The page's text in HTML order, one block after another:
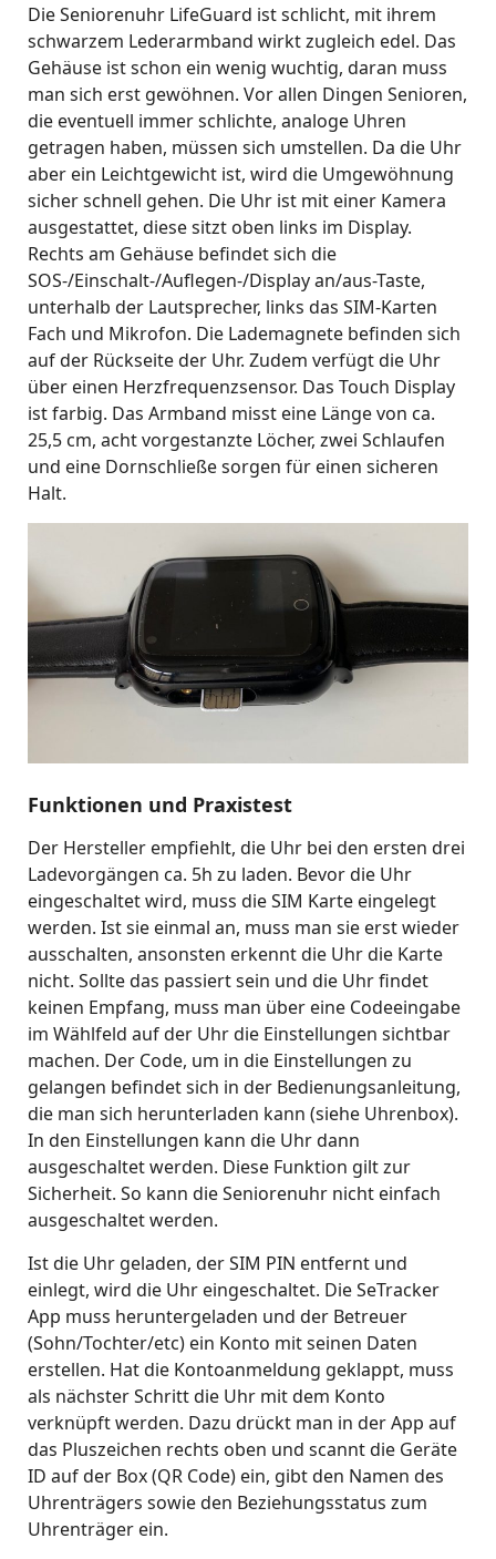
Die Seniorenuhr LifeGuard ist schlicht, mit ihrem
schwarzem Lederarmband wirkt zugleich edel. Das
Gehäuse ist schon ein wenig wuchtig, daran muss
man sich erst gewöhnen. Vor allen Dingen Senioren,
die eventuell immer schlichte, analoge Uhren
getragen haben, müssen sich umstellen. Da die Uhr
aber ein Leichtgewicht ist, wird die Umgewöhnung
sicher schnell gehen. Die Uhr ist mit einer Kamera
ausgestattet, diese sitzt oben links im Display.
Rechts am Gehäuse befindet sich die
SOS-/Einschalt-/Auflegen-/Display an/aus-Taste,
unterhalb der Lautsprecher, links das SIM-Karten
Fach und Mikrofon. Die Lademagnete befinden sich
auf der Rückseite der Uhr. Zudem verfügt die Uhr
über einen Herzfrequenzsensor. Das Touch Display
ist farbig. Das Armband misst eine Länge von ca.
25,5 cm, acht vorgestanzte Löcher, zwei Schlaufen
und eine Dornschließe sorgen für einen sicheren
Halt.
Funktionen und Praxistest
Der Hersteller empfiehlt, die Uhr bei den ersten drei
Ladevorgängen ca. 5h zu laden. Bevor die Uhr
eingeschaltet wird, muss die SIM Karte eingelegt
werden. Ist sie einmal an, muss man sie erst wieder
ausschalten, ansonsten erkennt die Uhr die Karte
nicht. Sollte das passiert sein und die Uhr findet
keinen Empfang, muss man über eine Codeeingabe
im Wählfeld auf der Uhr die Einstellungen sichtbar
machen. Der Code, um in die Einstellungen zu
gelangen befindet sich in der Bedienungsanleitung,
die man sich herunterladen kann (siehe Uhrenbox).
In den Einstellungen kann die Uhr dann
ausgeschaltet werden. Diese Funktion gilt zur
Sicherheit. So kann die Seniorenuhr nicht einfach
ausgeschaltet werden.
Ist die Uhr geladen, der SIM PIN entfernt und
einlegt, wird die Uhr eingeschaltet. Die SeTracker
App muss heruntergeladen und der Betreuer
(Sohn/Tochter/etc) ein Konto mit seinen Daten
erstellen. Hat die Kontoanmeldung geklappt, muss
als nächster Schritt die Uhr mit dem Konto
verknüpft werden. Dazu drückt man in der App auf
das Pluszeichen rechts oben und scannt die Geräte
ID auf der Box (QR Code) ein, gibt den Namen des
Uhrenträgers sowie den Beziehungsstatus zum
Uhrenträger ein.